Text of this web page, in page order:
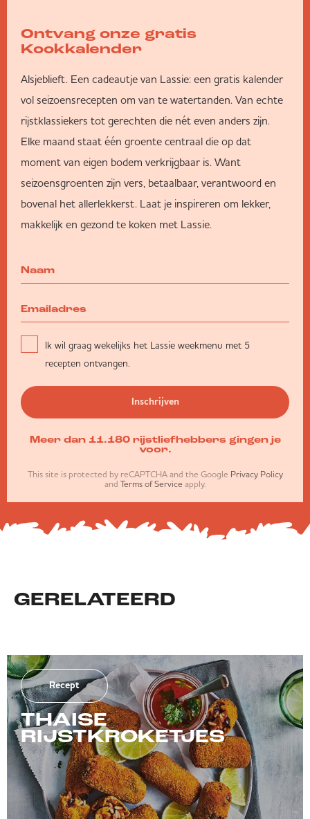
Ontvang onze gratis
Kookkalender
Alsjeblieft. Een cadeautje van Lassie: een gratis kalender
vol seizoensrecepten om van te watertanden. Van echte
rijstklassiekers tot gerechten die nét even anders zijn.
Elke maand staat één groente centraal die op dat
moment van eigen bodem verkrijgbaar is. Want
seizoensgroenten zijn vers, betaalbaar, verantwoord en
bovenal het allerlekkerst. Laat je inspireren om lekker,
makkelijk en gezond te koken met Lassie.
Ik wil graag wekelijks het Lassie weekmenu met 5
recepten ontvangen.
Inschrijven
Meer dan 11.180 rijstliefhebbers gingen je
voor.
This site is protected by reCAPTCHA and the Google Privacy Policy
and Terms of Service apply.
GERELATEERD
Recept
THAISE
RIJSTKROKETJES